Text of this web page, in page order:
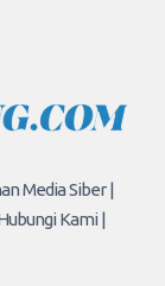
Media Siber |
Kami |